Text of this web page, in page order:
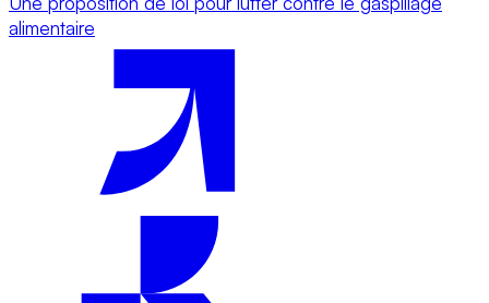
alimentaire